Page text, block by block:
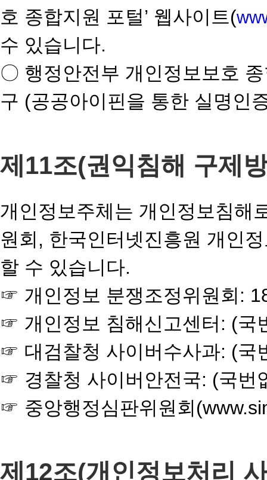
호 종합지원 포털’ 웹사이트(
수 있습니다.
〇 행정안전부 개인정보보호
구 (공공아이핀을 통한 실명인
제11조(권익침해 구제
개인정보주체는 개인정보침해
원회, 한국인터넷진흥원 개인
할 수 있습니다.
☞ 개인정보 분쟁조정위원회:
☞ 개인정보 침해신고센터: (국
☞ 대검찰청 사이버수사과: (국
☞ 경찰청 사이버안전국: (국번
☞ 중앙행정심판위원회
제12조(개인정보처리